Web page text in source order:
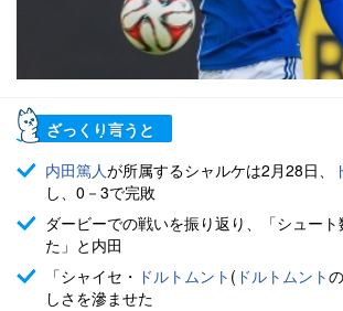
ざっくり言うと
内田篤人が所属するシャルケは2月28日、
し、0－3で完敗
ダービーでの戦いを振り返り、「シュー
た」と内田
「シャイセ・ ドルトムント ( ドルトムント
しさを滲ませた